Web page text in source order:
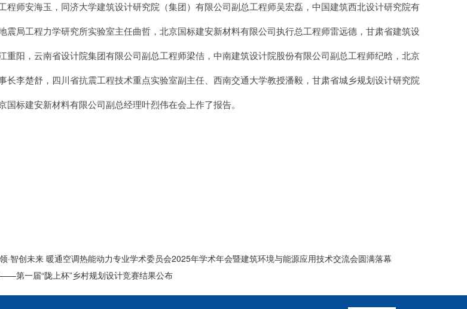
程师安海玉，同济大学建筑设计研究院（集团）有限公司副总工程师吴宏磊，中国建筑西北设计研究院有
震局工程力学研究所实验室主任曲哲，北京国标建安新材料有限公司执行总工程师雷远德，甘肃省建筑设
重阳，云南省设计院集团有限公司副总工程师梁佶，中南建筑设计院股份有限公司副总工程师纪晗，北京
长李楚舒，四川省抗震工程技术重点实验室副主任、西南交通大学教授潘毅，甘肃省城乡规划设计研究院
国标建安新材料有限公司副总经理叶烈伟在会上作了报告。
·智创未来 暖通空调热能动力专业学术委员会2025年学术年会暨建筑环境与能源应用技术交流会圆满落幕
第一届“陇上杯”乡村规划设计竞赛结果公布